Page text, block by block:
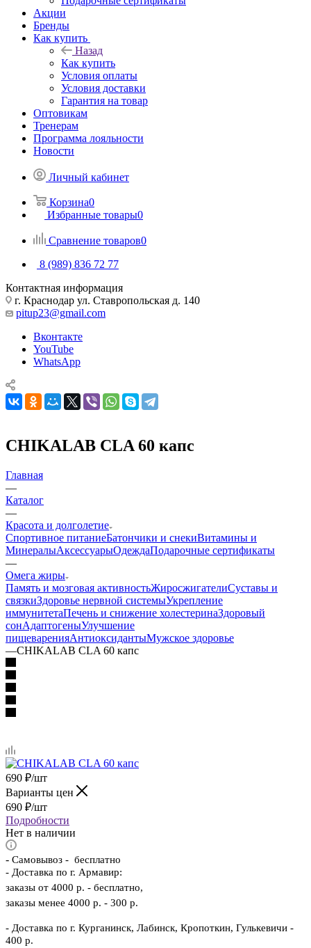
Акции
Бренды
Как купить
Назад
Как купить
Условия оплаты
Условия доставки
Гарантия на товар
Оптовикам
Тренерам
Программа лояльности
Новости
Личный кабинет
Корзина0
Избранные товары0
Сравнение товаров0
8 (989) 836 72 77
Контактная информация
г. Краснодар ул. Ставропольская д. 140
pitup23@gmail.com
Вконтакте
YouTube
WhatsApp
CHIKALAB CLA 60 капс
Главная
—
Каталог
—
Красота и долголетие
Спортивное питаниеБатончики и снекиВитамины и
МинералыАксессуарыОдеждаПодарочные сертификаты
—
Омега жиры
Память и мозговая активностьЖиросжигателиСуставы и
связкиЗдоровье нервной системыУкрепление
иммунитетаПечень и снижение холестеринаЗдоровый
сонАдаптогеныУлучшение
пищеваренияАнтиоксидантыМужское здоровье
—CHIKALAB CLA 60 капс
690 ₽/шт
Варианты цен
690 ₽/шт
Подробности
Нет в наличии
- Самовывоз - бесплатно
- Доставка по г. Армавир:
заказы от 4000 р. - бесплатно,
заказы менее 4000 р. - 300 р.
- Доставка по г. Курганинск, Лабинск, Кропоткин, Гулькевичи -
400 р.